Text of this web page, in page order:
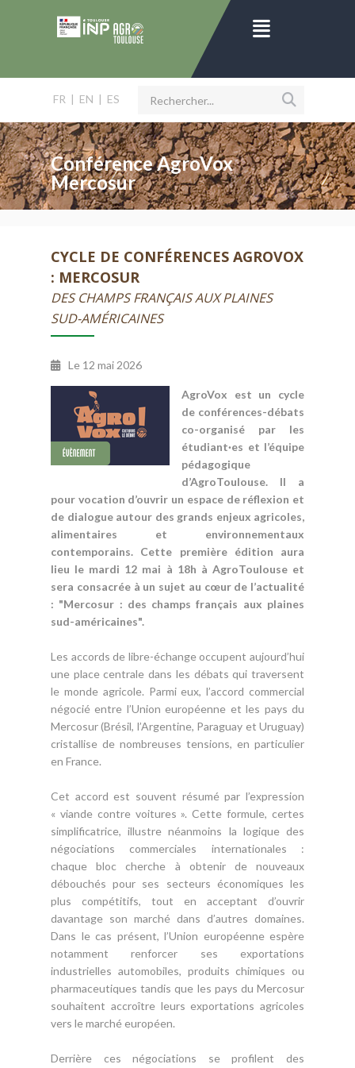
FR | EN | ES
Conférence AgroVox
Mercosur
CYCLE DE CONFÉRENCES AGROVOX
: MERCOSUR
DES CHAMPS FRANÇAIS AUX PLAINES
SUD-AMÉRICAINES
Le 12 mai 2026
AgroVox est un cycle
de conférences-débats
co-organisé par les
étudiant·es et l’équipe
pédagogique
d’AgroToulouse. Il a
pour vocation d’ouvrir un espace de réflexion et
de dialogue autour des grands enjeux agricoles,
alimentaires et environnementaux
contemporains. Cette première édition aura
lieu le mardi 12 mai à 18h à AgroToulouse et
sera consacrée à un sujet au cœur de l’actualité
: "Mercosur : des champs français aux plaines
sud-américaines".
Les accords de libre-échange occupent aujourd’hui
une place centrale dans les débats qui traversent
le monde agricole. Parmi eux, l’accord commercial
négocié entre l’Union européenne et les pays du
Mercosur (Brésil, l’Argentine, Paraguay et Uruguay)
cristallise de nombreuses tensions, en particulier
en France.
Cet accord est souvent résumé par l’expression
« viande contre voitures ». Cette formule, certes
simplificatrice, illustre néanmoins la logique des
négociations commerciales internationales :
chaque bloc cherche à obtenir de nouveaux
débouchés pour ses secteurs économiques les
plus compétitifs, tout en acceptant d’ouvrir
davantage son marché dans d’autres domaines.
Dans le cas présent, l’Union européenne espère
notamment renforcer ses exportations
industrielles automobiles, produits chimiques ou
pharmaceutiques tandis que les pays du Mercosur
souhaitent accroître leurs exportations agricoles
vers le marché européen.
Derrière ces négociations se profilent des